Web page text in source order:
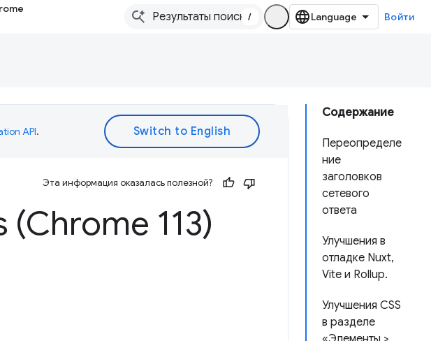
/ Войти
Содержание
Переопределе
ние
заголовков
сетевого
ответа
Улучшения в
отладке Nuxt,
Vite и Rollup.
Улучшения CSS
в разделе
API.
Эта информация оказалась полезной?
(Chrome 113)